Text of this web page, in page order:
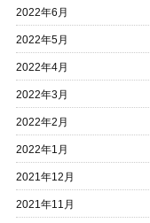
2022年6月
2022年5月
2022年4月
2022年3月
2022年2月
2022年1月
2021年12月
2021年11月